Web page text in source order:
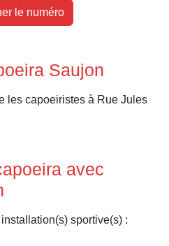
le numéro
Saujon
les capoeiristes à Rue Jules
avec
sportive(s) :